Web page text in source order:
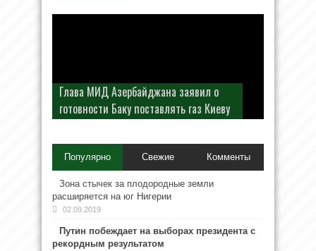
Глава МИД Азербайджана заявил о
готовности Баку поставлять газ Киеву
Популярно Свежие Комменты
Зона стычек за плодородные земли
расширяется на юг Нигерии
02.09.2019
Путин побеждает на выборах президента с
рекордным результатом